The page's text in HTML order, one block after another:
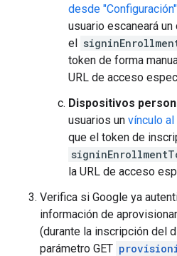
desde "Configuración"
usuario escaneará
el
token de forma
URL de acceso
Dispositivos
usuarios un vínculo
que el token de
la URL de acceso
Verifica si Google ya
información de
(durante la inscripción del
parámetro GET